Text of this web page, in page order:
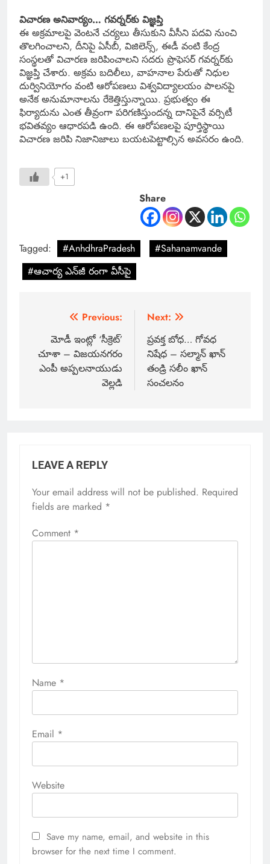
విచారణ అనివార్యం… గవర్నర్‌కు విజ్ఞప్తి
ఈ అక్రమాలపై వెంటనే చర్యలు తీసుకుని వీసీని పదవి నుంచి
తొలగించాలని, దీనిపై ఏసీబీ, విజిలెన్స్‌, ఈడీ వంటి కేంద్ర
సంస్థలతో విచారణ జరిపించాలని సదరు ప్రొఫెసర్‌ గవర్నర్‌కు
విజ్ఞప్తి చేశారు. అక్రమ బదిలీలు, వాహనాల పేరుతో నిధుల
దుర్వినియోగం వంటి ఆరోపణలు విశ్వవిద్యాలయం పాలనపై
అనేక అనుమానాలను రేకెత్తిస్తున్నాయి. ప్రభుత్వం ఈ
ఫిర్యాదును ఎంత తీవ్రంగా పరిగణిస్తుందన్న దానిపైనే వర్సిటీ
భవితవ్యం ఆధారపడి ఉంది. ఈ ఆరోపణలపై పూర్తిస్థాయి
విచారణ జరిపి నిజానిజాలు బయటపెట్టాల్సిన అవసరం ఉంది.
+1
Share
Tagged: #AnhdhraPradesh
#Sahanamvande
#ఆచార్య ఎన్‌జీ రంగా వీసీపై
Previous:
మోడీ ఇంట్లో ‘సీక్రెట్’
చూశా – విజయనగరం
ఎంపీ అప్పలనాయుడు
వెల్లడి
Next:
ప్రవక్త బోధ… గోవధ
నిషేధ – సల్మాన్ ఖాన్
తండ్రి సలీం ఖాన్
సంచలనం
LEAVE A REPLY
Your email address will not be published. Required
fields are marked *
Comment *
Name *
Email *
Website
Save my name, email, and website in this
browser for the next time I comment.